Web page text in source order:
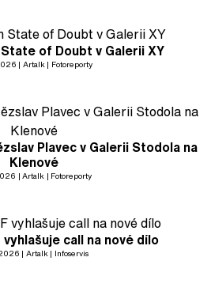
of Doubt v Galerii XY
Artalk Fotoreporty
Plavec v Galerii Stodola na
Klenové
Artalk Fotoreporty
call na nové dílo
Artalk Infoservis